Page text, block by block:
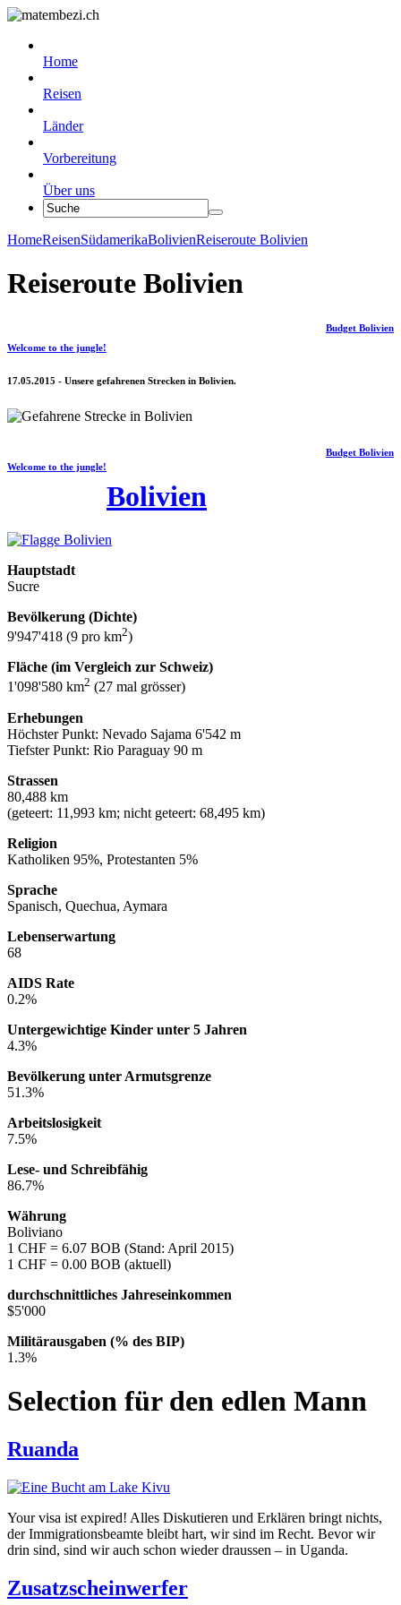
Home
Reisen
Länder
Vorbereitung
Über uns
HomeReisenSüdamerikaBolivienReiseroute Bolivien
Reiseroute Bolivien
Welcome to the jungle!
Budget Bolivien
17.05.2015 - Unsere gefahrenen Strecken in Bolivien.
Welcome to the jungle!
Budget Bolivien
Bolivien
Hauptstadt
Sucre
Bevölkerung (Dichte)
9'947'418 (9 pro km2)
Fläche (im Vergleich zur Schweiz)
1'098'580 km2 (27 mal grösser)
Erhebungen
Höchster Punkt: Nevado Sajama 6'542 m
Tiefster Punkt: Rio Paraguay 90 m
Strassen
80,488 km
(geteert: 11,993 km; nicht geteert: 68,495 km)
Religion
Katholiken 95%, Protestanten 5%
Sprache
Spanisch, Quechua, Aymara
Lebenserwartung
68
AIDS Rate
0.2%
Untergewichtige Kinder unter 5 Jahren
4.3%
Bevölkerung unter Armutsgrenze
51.3%
Arbeitslosigkeit
7.5%
Lese- und Schreibfähig
86.7%
Währung
Boliviano
1 CHF = 6.07 BOB (Stand: April 2015)
1 CHF = 0.00 BOB (aktuell)
durchschnittliches Jahreseinkommen
$5'000
Militärausgaben (% des BIP)
1.3%
Selection für den edlen Mann
Ruanda
Your visa ist expired! Alles Diskutieren und Erklären bringt nichts,
der Immigrationsbeamte bleibt hart, wir sind im Recht. Bevor wir
drin sind, sind wir auch schon wieder draussen – in Uganda.
Zusatzscheinwerfer